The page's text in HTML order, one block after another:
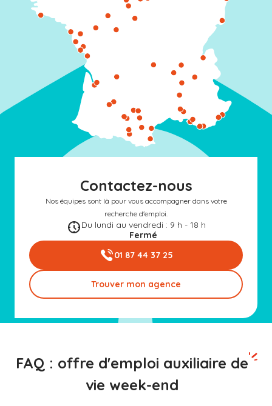
Contactez-nous
Nos équipes sont là pour vous accompagner dans votre
recherche d'emploi.
Du lundi au vendredi : 9 h - 18 h
Fermé
01 87 44 37 25
Trouver mon agence
FAQ : offre d'emploi auxiliaire de
vie week-end